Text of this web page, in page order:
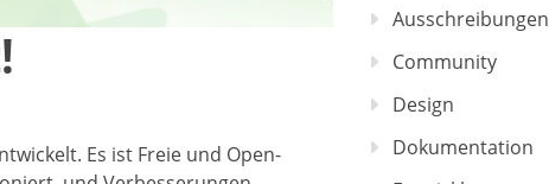
Es ist Freie und Open-
Ausschreibungen
Community
Design
Dokumentation